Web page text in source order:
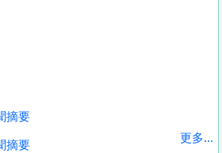
摘要
摘要
更多...